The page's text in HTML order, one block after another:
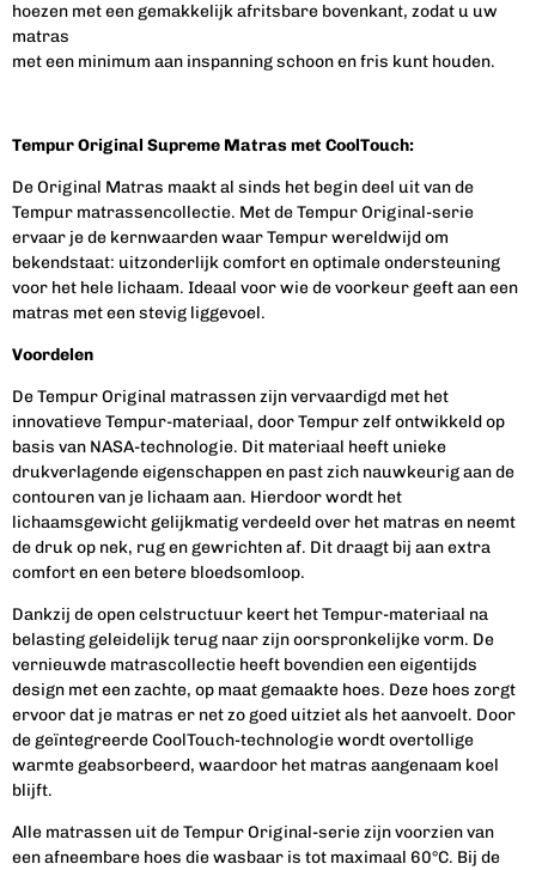
hoezen met een gemakkelijk afritsbare bovenkant, zodat u uw
matras
met een minimum aan inspanning schoon en fris kunt houden.
Tempur Original Supreme Matras met CoolTouch:
De Original Matras maakt al sinds het begin deel uit van de
Tempur matrassencollectie. Met de Tempur Original-serie
ervaar je de kernwaarden waar Tempur wereldwijd om
bekendstaat: uitzonderlijk comfort en optimale ondersteuning
voor het hele lichaam. Ideaal voor wie de voorkeur geeft aan een
matras met een stevig liggevoel.
Voordelen
De Tempur Original matrassen zijn vervaardigd met het
innovatieve Tempur-materiaal, door Tempur zelf ontwikkeld op
basis van NASA-technologie. Dit materiaal heeft unieke
drukverlagende eigenschappen en past zich nauwkeurig aan de
contouren van je lichaam aan. Hierdoor wordt het
lichaamsgewicht gelijkmatig verdeeld over het matras en neemt
de druk op nek, rug en gewrichten af. Dit draagt bij aan extra
comfort en een betere bloedsomloop.
Dankzij de open celstructuur keert het Tempur-materiaal na
belasting geleidelijk terug naar zijn oorspronkelijke vorm. De
vernieuwde matrascollectie heeft bovendien een eigentijds
design met een zachte, op maat gemaakte hoes. Deze hoes zorgt
ervoor dat je matras er net zo goed uitziet als het aanvoelt. Door
de geïntegreerde CoolTouch-technologie wordt overtollige
warmte geabsorbeerd, waardoor het matras aangenaam koel
blijft.
Alle matrassen uit de Tempur Original-serie zijn voorzien van
een afneembare hoes die wasbaar is tot maximaal 60°C. Bij de